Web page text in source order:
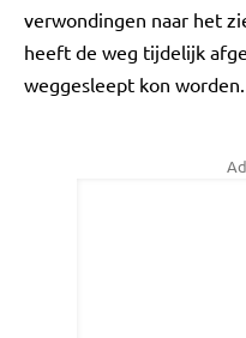
verwondingen naar het
heeft de weg tijdelijk
weggesleept kon worden.